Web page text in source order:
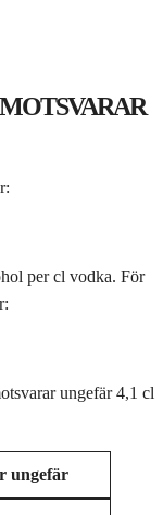
per cl vodka. För
ungefär 4,1 cl
ungefär